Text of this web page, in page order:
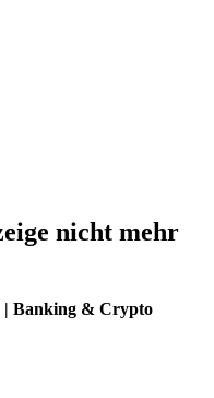
nicht mehr
| Banking & Crypto